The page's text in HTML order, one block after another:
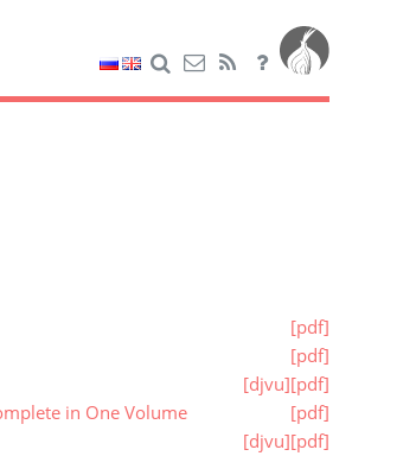
[pdf]
[pdf]
[djvu][pdf]
in One Volume
[pdf]
[djvu][pdf]